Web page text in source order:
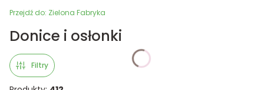
Przejdź do: Zielona Fabryka
Donice i osłonki
Filtry